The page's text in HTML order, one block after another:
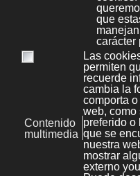
informáticos que
B2C - Business-to-
transacciones
final, el consumidor.
B2C es la